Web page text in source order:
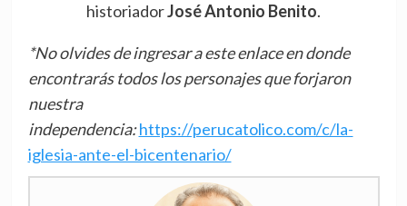
historiadorJosé Antonio Benito.
*No olvides de ingresar a este enlace en donde
encontrarás todos los personajes que forjaron
nuestra
independencia:https://perucatolico.com/c/la-
iglesia-ante-el-bicentenario/